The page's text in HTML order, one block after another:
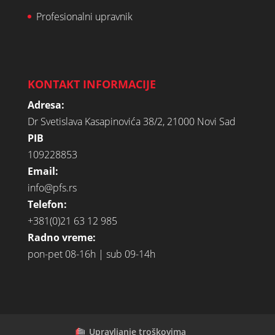
Profesionalni upravnik
KONTAKT INFORMACIJE
Adresa:
Dr Svetislava Kasapinovića 38/2, 21000 Novi Sad
PIB
109228853
Email:
info@pfs.rs
Telefon:
+381(0)21 63 12 985
Radno vreme:
pon-pet 08-16h | sub 09-14h
Upravljanje troškovima